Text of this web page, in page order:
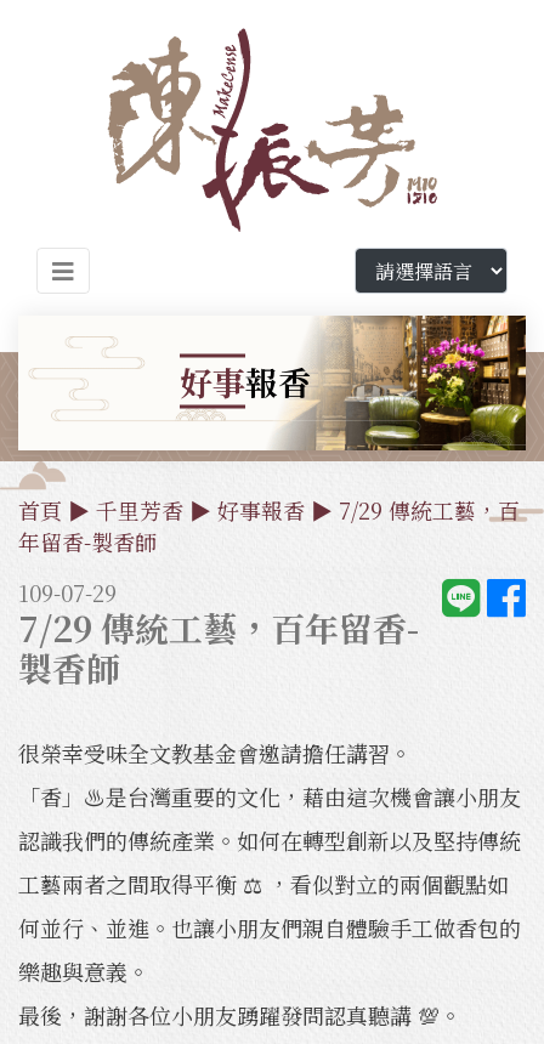
好事報香
首頁 ▶ 千里芳香 ▶ 好事報香 ▶ 7/29 傳統工藝，百
年留香-製香師
109-07-29
7/29 傳統工藝，百年留香-
製香師
很榮幸受味全文教基金會邀請擔任講習。
「香」♨️是台灣重要的文化，藉由這次機會讓小朋友
認識我們的傳統產業。如何在轉型創新以及堅持傳統
工藝兩者之間取得平衡 ⚖️ ，看似對立的兩個觀點如
何並行、並進。也讓小朋友們親自體驗手工做香包的
樂趣與意義。
最後，謝謝各位小朋友踴躍發問認真聽講 💯。